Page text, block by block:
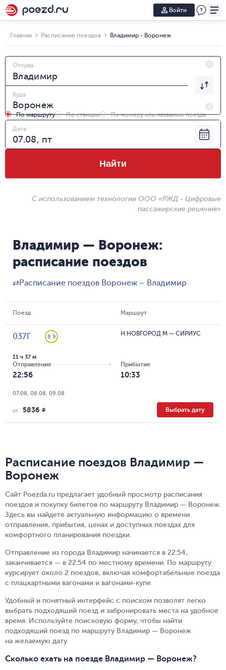
Войти
Главная Расписание поездов Владимир - Воронеж
Откуда
Куда
По маршруту По станции
По номеру или названию поезда
Дата
Найти
С использованием технологии ООО «РЖД - Цифровые
пассажирские решения»
Владимир — Воронеж:
расписание поездов
⇄Расписание поездов Воронеж – Владимир
Поезд Маршрут
037Г 8.9 Н.НОВГОРОД М — СИРИУС
Отправление
22:56
11 ч 37 м
Прибытие
10:33
07.08, 08.08, 09.08
от 5836 R Выбрать дату
Расписание поездов Владимир —
Воронеж
Сайт Poezda.ru предлагает удобный просмотр расписания
поездов и покупку билетов по маршруту Владимир — Воронеж.
Здесь вы найдете актуальную информацию о времени
отправления, прибытия, ценах и доступных поездах для
комфортного планирования поездки.
Отправление из города Владимир начинается в 22:54,
заканчивается — в 22:54 по местному времени. По маршруту
курсирует около 2 поездов, включая комфортабельные поезда
с плацкартными вагонами и вагонами-купе.
Удобный и понятный интерфейс с поиском позволят легко
выбрать подходящий поезд и забронировать места на удобное
время. Используйте поисковую форму, чтобы найти
подходящий поезд по маршруту Владимир — Воронеж
на желаемую дату.
Сколько ехать на поезде Владимир — Воронеж?